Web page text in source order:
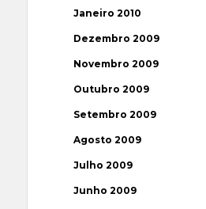
Janeiro 2010
Dezembro 2009
Novembro 2009
Outubro 2009
Setembro 2009
Agosto 2009
Julho 2009
Junho 2009